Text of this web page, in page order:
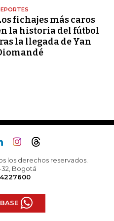
fichajes más caros
la historia del fútbol
la llegada de Yan
los derechos reservados.
32, Bogotá
4227600